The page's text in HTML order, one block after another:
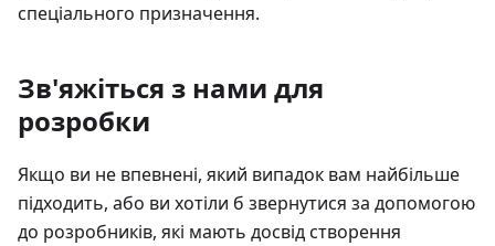
спеціального призначення.
Зв'яжіться з нами для
розробки
Якщо ви не впевнені, який випадок вам найбільше
підходить, або ви хотіли б звернутися за допомогою
до розробників, які мають досвід створення